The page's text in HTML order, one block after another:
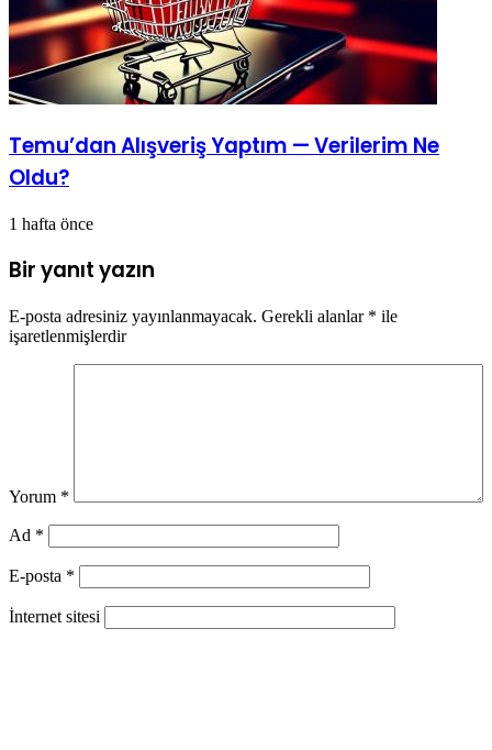
Temu’dan Alışveriş Yaptım — Verilerim Ne
Oldu?
1 hafta önce
Bir yanıt yazın
E-posta adresiniz yayınlanmayacak. Gerekli alanlar * ile
işaretlenmişlerdir
Yorum *
Ad *
E-posta *
İnternet sitesi